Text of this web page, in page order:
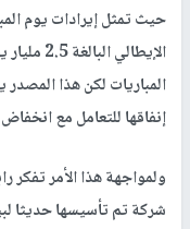
المباريات لكن هذا
إنفاقها للتعامل مع
ولمواجهة هذا الأمر تفكر
شركة تم تأسيسها حديثا